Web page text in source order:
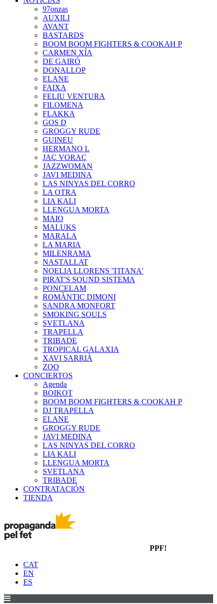
97onzas
AUXILI
AVANT
BASTARDS
BOOM BOOM FIGHTERS & COOKAH P
CARMEN XÍA
DE GAIRÓ
DONALLOP
ELANE
FAIXA
FELIU VENTURA
FILOMENA
FLAKKA
GOS D
GROGGY RUDE
GUINEU
HERMANO L
JAÇ VORAÇ
JAZZWOMAN
JAVI MEDINA
LAS NINYAS DEL CORRO
LA OTRA
LIA KALI
LLENGUA MORTA
MAIO
MALUKS
MARALA
LA MARIA
MILENRAMA
NASTALLAT
NOELIA LLORENS 'TITANA'
PIRAT'S SOUND SISTEMA
PONCELAM
ROMÀNTIC DIMONI
SANDRA MONFORT
SMOKING SOULS
SVETLANA
TRAPELLA
TRIBADE
TROPICAL GALAXIA
XAVI SARRIÀ
ZOO
CONCIERTOS
Agenda
BOIKOT
BOOM BOOM FIGHTERS & COOKAH P
DJ TRAPELLA
ELANE
GROGGY RUDE
JAVI MEDINA
LAS NINYAS DEL CORRO
LIA KALI
LLENGUA MORTA
SVETLANA
TRIBADE
CONTRATACIÓN
TIENDA
PPF!
CAT
EN
ES